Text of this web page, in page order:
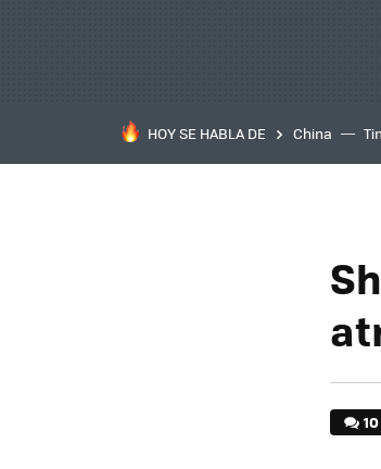
HOY SE HABLA DE China